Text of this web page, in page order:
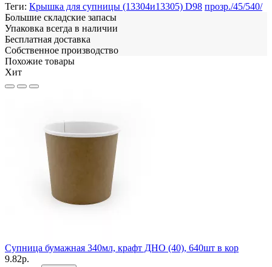
Теги: Крышка для супницы (13304и13305) D98 прозр./45/540/
Большие складские запасы
Упаковка всегда в наличии
Бесплатная доставка
Собственное производство
Похожие товары
Хит
Супница бумажная 340мл, крафт ДНО (40), 640шт в кор
9.82р.